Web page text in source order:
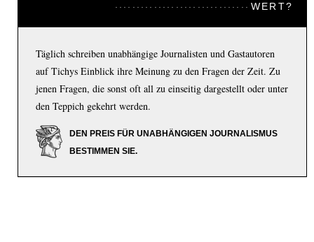
WERT?
Täglich schreiben unabhängige Journalisten und Gastautoren
auf Tichys Einblick ihre Meinung zu den Fragen der Zeit. Zu
jenen Fragen, die sonst oft all zu einseitig dargestellt oder unter
den Teppich gekehrt werden.
DEN PREIS FÜR UNABHÄNGIGEN JOURNALISMUS
BESTIMMEN SIE.